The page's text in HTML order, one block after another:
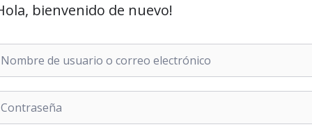
bienvenido de nuevo!